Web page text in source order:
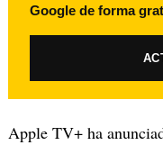
Google de forma
Apple TV+ ha